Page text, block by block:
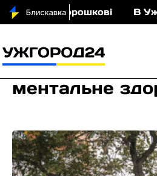
у Порошкові В
ментальне